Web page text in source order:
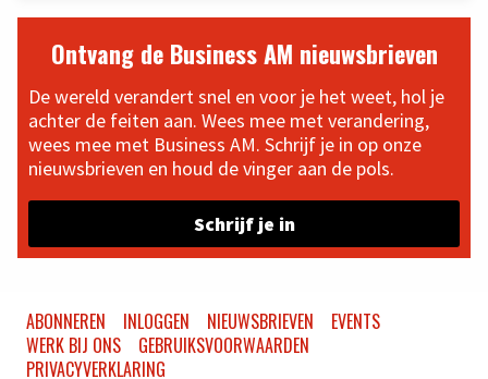
Ontvang de Business AM nieuwsbrieven
De wereld verandert snel en voor je het weet, hol je
achter de feiten aan. Wees mee met verandering,
wees mee met Business AM. Schrijf je in op onze
nieuwsbrieven en houd de vinger aan de pols.
Schrijf je in
ABONNEREN INLOGGEN NIEUWSBRIEVEN
EVENTS
WERK BIJ ONS
GEBRUIKSVOORWAARDEN
PRIVACYVERKLARING